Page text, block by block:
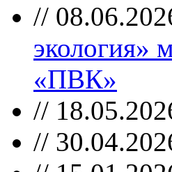
//
экология»
«ПВК»
//
//